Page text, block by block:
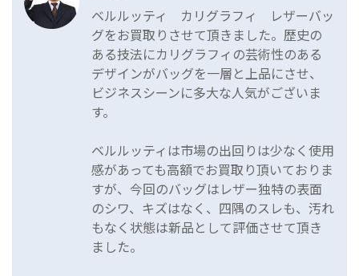
ベルルッティ カリグラフィ レザーバッ
グをお買取りさせて頂きました。歴史の
ある技法にカリグラフィの芸術性のある
デザインがバッグを一層と上品にさせ、
ビジネスシーンに多大な人気がございま
す。
ベルルッティは市場の出回りは少なく使用
感があっても高額でお買取り頂いておりま
すが、今回のバッグはレザー独特の表面
のシワ、キズはなく、四隅のスレも、汚れ
もなく状態は新品として評価させて頂き
ました。